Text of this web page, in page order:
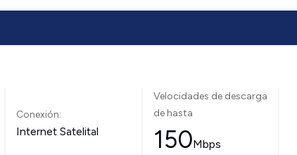
Conexión:
Internet Satelital
Velocidades de descarga
de hasta
150Mbps